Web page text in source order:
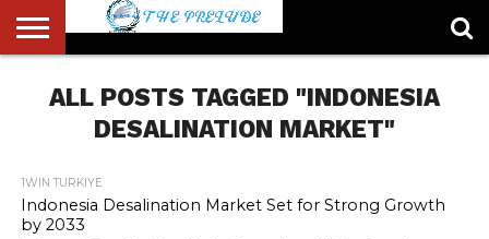
US
ACCOUNT
AUTHORS
LIST
FULL-
WIDTH
HOME
LATEST
NEWS
LOGIN
LOGOUT
MEMBERS
PASSWORD
RESET
REGISTER
SAMPLE
PAGE
TYPOGRAPHY
USER
ALL POSTS TAGGED "INDONESIA
DESALINATION MARKET"
1WIN TURKIYE
Indonesia Desalination Market Set for Strong Growth
by 2033